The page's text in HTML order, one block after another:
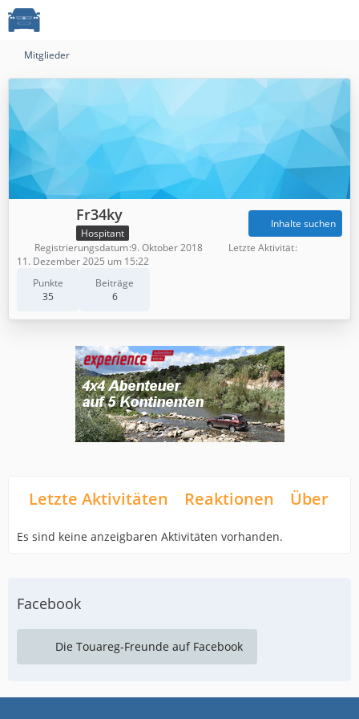
Mitglieder
Fr34ky
Hospitant
Punkte
35
Beiträge
6
Inhalte suchen
Registrierungsdatum 9. Oktober 2018
Letzte Aktivität
11. Dezember 2025 um 15:22
Letzte Aktivitäten Reaktionen Über
Es sind keine anzeigbaren Aktivitäten vorhanden.
Facebook
Die Touareg-Freunde auf Facebook